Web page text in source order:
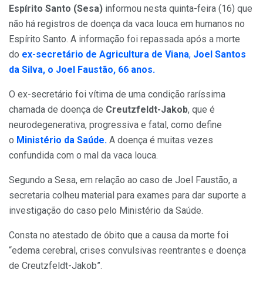
Espírito Santo (Sesa) informou nesta quinta-feira (16) que
não há registros de doença da vaca louca em humanos no
Espírito Santo. A informação foi repassada após a morte
do ex-secretário de Agricultura de Viana, Joel Santos
da Silva, o Joel Faustão, 66 anos.
O ex-secretário foi vítima de uma condição raríssima
chamada de doença de Creutzfeldt-Jakob, que é
neurodegenerativa, progressiva e fatal, como define
o Ministério da Saúde. A doença é muitas vezes
confundida com o mal da vaca louca.
Segundo a Sesa, em relação ao caso de Joel Faustão, a
secretaria colheu material para exames para dar suporte a
investigação do caso pelo Ministério da Saúde.
Consta no atestado de óbito que a causa da morte foi
“edema cerebral, crises convulsivas reentrantes e doença
de Creutzfeldt-Jakob”.